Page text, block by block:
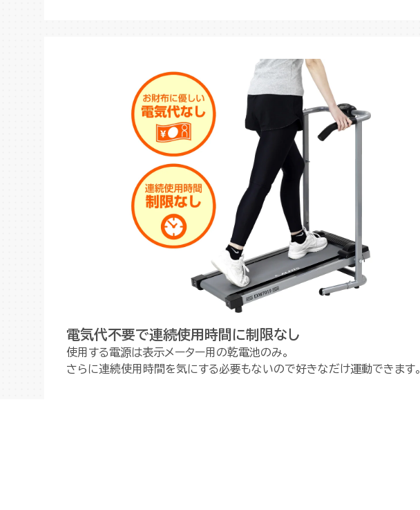
電気代不要で連続使用時間に制限なし
使用する電源は表示メーター用の乾電池のみ。
さらに連続使用時間を気にする必要もないので好きなだけ運動できます。